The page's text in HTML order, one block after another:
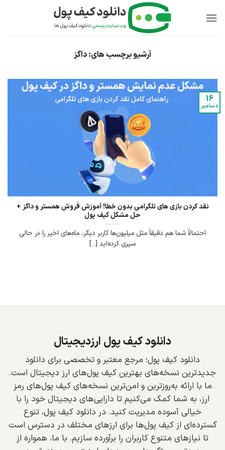
آرشیو برچسب های:داگز
نقد کردن بازی های تلگرامی بدون خطا! آموزش فروش همستر و داگز +
حل مشکل کیف پول
احتمالاً شما هم دقیقاً مثل میلیون‌ها کاربر دیگر، ماه‌های اخیر را در حالی
سپری کرده‌اید [...]
16
دسامبر
دانلود کیف پول ارزدیجیتال
دانلود کیف پول؛ مرجع معتبر و تخصصی برای دانلود
جدیدترین نسخه‌های بهترین کیف پول‌های ارز دیجیتال است.
ما با ارائه به‌روزترین و امن‌ترین نسخه‌های کیف پول‌های رمز
ارز، به شما کمک می‌کنیم تا دارایی‌های دیجیتال خود را با
خیالی آسوده مدیریت کنید. در دانلود کیف پول، تنوع
گسترده‌ای از کیف پول‌ها برای ارزهای مختلف در دسترس است
تا نیازهای متنوع کاربران را برآورده سازیم. با ما، همواره از